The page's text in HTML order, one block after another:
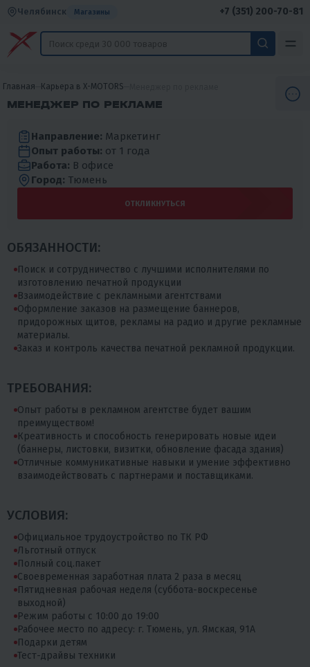
Челябинск Магазины +7 (351) 200-70-81
Главная Карьера в X-MOTORS
МЕНЕДЖЕР ПО РЕКЛАМЕ
Направление: Маркетинг
Опыт работы: от 1 года
Работа: В офисе
Город: Тюмень
ОТКЛИКНУТЬСЯ
ОБЯЗАННОСТИ:
Поиск и сотрудничество с лучшими исполнителями по
изготовлению печатной продукции
Взаимодействие с рекламными агентствами
Оформление заказов на размещение баннеров,
придорожных щитов, рекламы на радио и другие рекламные
материалы.
Заказ и контроль качества печатной рекламной продукции.
ТРЕБОВАНИЯ:
Опыт работы в рекламном агентстве будет вашим
преимуществом!
Креативность и способность генерировать новые идеи
(баннеры, листовки, визитки, обновление фасада здания)
Отличные коммуникативные навыки и умение эффективно
взаимодействовать с партнерами и поставщиками.
УСЛОВИЯ:
Официальное трудоустройство по ТК РФ
Льготный отпуск
Полный соц.пакет
Своевременная заработная плата 2 раза в месяц
Пятидневная рабочая неделя (суббота-воскресенье
выходной)
Режим работы с 10:00 до 19:00
Рабочее место по адресу: г. Тюмень, ул. Ямская, 91А
Подарки детям
Тест-драйвы техники